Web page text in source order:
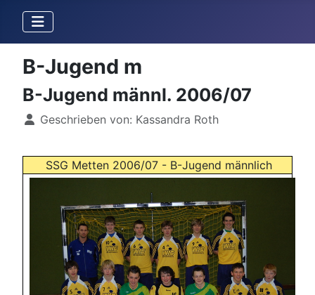
B-Jugend m
B-Jugend männl. 2006/07
DetailsGeschrieben von: Kassandra Roth
SSG Metten 2006/07 - B-Jugend männlich